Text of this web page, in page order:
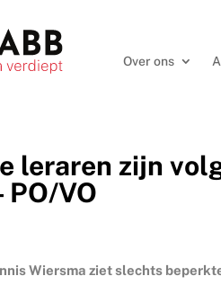
Over ons
leraren zijn
PO/VO
Wiersma ziet slechts